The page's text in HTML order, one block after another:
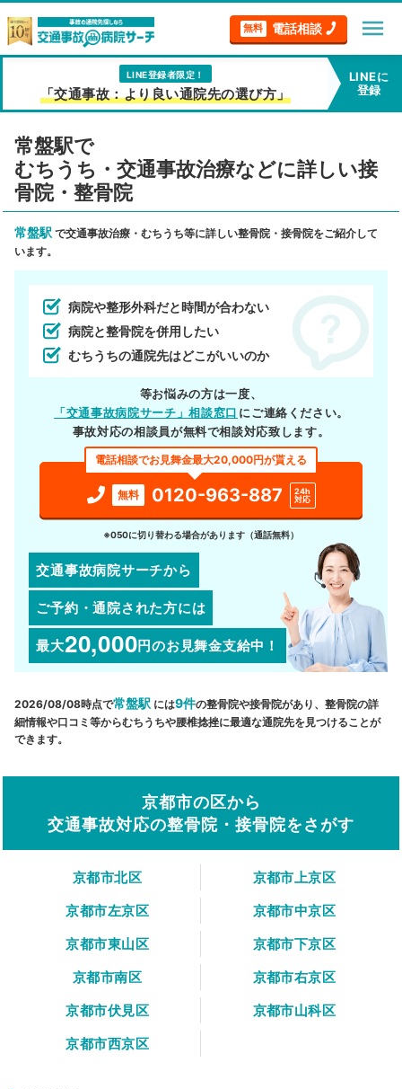
無料 電話相談 menu
LINE登録者限定！
「交通事故：より良い通院先の選び方」
LINEに
登録
常盤駅で
むちうち・交通事故治療などに詳しい接
骨院・整骨院
常盤駅 で交通事故治療・むちうち等に詳しい整骨院・接骨院をご紹介して
います。
病院や整形外科だと時間が合わない
病院と整骨院を併用したい
むちうちの通院先はどこがいいのか
等お悩みの方は一度、
「交通事故病院サーチ」相談窓口 にご連絡ください。
事故対応の相談員が無料で相談対応致します。
電話相談でお見舞金最大20,000円が貰える
無料 0120-963-887
24h
対応
※050に切り替わる場合があります（通話無料）
交通事故病院サーチから
ご予約・通院された方には
最大20,000円のお見舞金支給中！
2026/08/08時点で常盤駅 には9件の整骨院や接骨院があり、整骨院の詳
細情報や口コミ等からむちうちや腰椎捻挫に最適な通院先を見つけることが
できます。
京都市の区から
交通事故対応の整骨院・接骨院をさがす
京都市北区
京都市上京区
京都市左京区
京都市中京区
京都市東山区
京都市下京区
京都市南区
京都市右京区
京都市伏見区
京都市山科区
京都市西京区